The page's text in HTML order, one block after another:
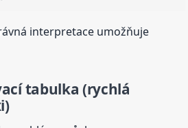
interpretace umožňuje
tabulka (rychlá